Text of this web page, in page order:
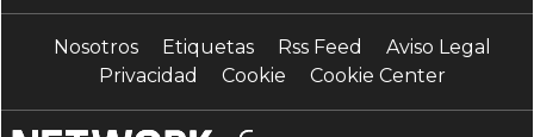
Nosotros Etiquetas Rss Feed
Aviso Legal
Privacidad
Cookie Cookie Center